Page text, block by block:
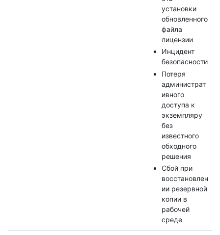
установки
обновленного
файла
лицензии
Инцидент
безопасности
Потеря
администрат
ивного
доступа к
экземпляру
без
известного
обходного
решения
Сбой при
восстановлен
ии резервной
копии в
рабочей
среде